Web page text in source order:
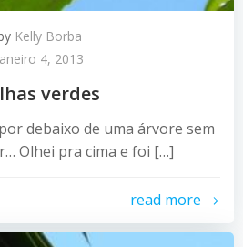
Kelly Borba
4, 2013
verdes
debaixo de uma árvore sem
Olhei pra cima e foi […]
read more